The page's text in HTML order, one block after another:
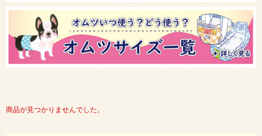
商品が見つかりませんでした。